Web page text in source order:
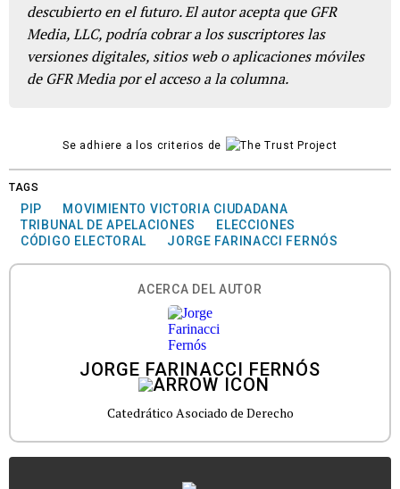
descubierto en el futuro. El autor acepta que GFR
Media, LLC, podría cobrar a los suscriptores las
versiones digitales, sitios web o aplicaciones móviles
de GFR Media por el acceso a la columna.
Se adhiere a los criterios de
TAGS
PIP
MOVIMIENTO VICTORIA CIUDADANA
TRIBUNAL DE APELACIONES
ELECCIONES
CÓDIGO ELECTORAL
JORGE FARINACCI FERNÓS
ACERCA DEL AUTOR
JORGE FARINACCI FERNÓS
Catedrático Asociado de Derecho